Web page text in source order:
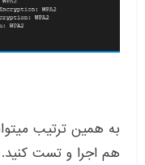
به همین ترتیب
هم اجرا و تست کنید.